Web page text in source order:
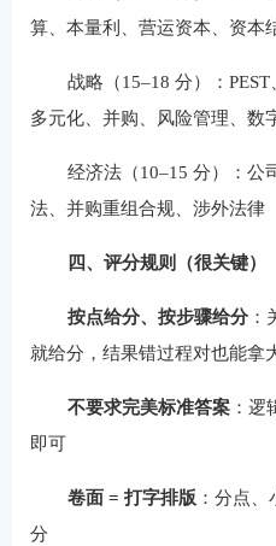
算、本量利、营运资本、资本
战略（15–18 分）：PEST
多元化、并购、风险管理、数
经济法（10–15 分）：公
法、并购重组合规、涉外法律
四、评分规则（很关键）
按点给分、按步骤给分：
就给分，结果错过程对也能拿
不要求完美标准答案：逻
即可
卷面 = 打字排版 ：分点
分